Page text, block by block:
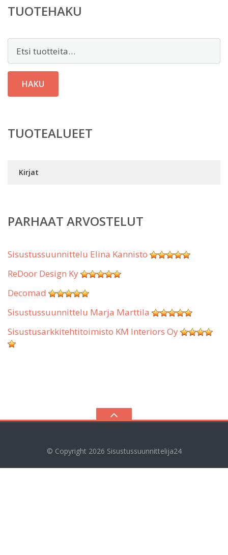
TUOTEHAKU
HAKU
TUOTEALUEET
Kirjat
PARHAAT ARVOSTELUT
Sisustussuunnittelu Elina Kannisto
ReDoor Design Ky
Decomad
Sisustussuunnittelu Marja Marttila
Sisustusarkkitehtitoimisto KM Interiors Oy
© Copyright 2026 Sisustussuunnittelija24